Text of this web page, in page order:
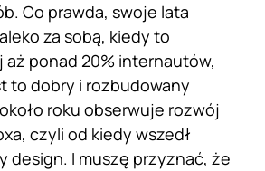
Co prawda, swoje lata
za sobą, kiedy to
aż ponad 20% internautów,
to dobry i rozbudowany
roku obserwuje rozwój
czyli od kiedy wszedł
design. I muszę przyznać, że